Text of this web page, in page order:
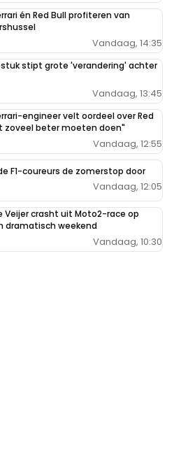
én Red Bull profiteren van
Vandaag, 14:35
stipt grote 'verandering' achter
Vandaag, 13:45
engineer velt oordeel over Red
zoveel beter moeten doen"
Vandaag, 12:55
F1-coureurs de zomerstop door
Vandaag, 12:05
crasht uit Moto2-race op
dramatisch weekend
Vandaag, 10:30